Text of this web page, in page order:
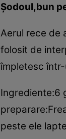
Şodoul,bun
Aerul rece de
folosit de
împletesc
Ingrediente:6
peste ele